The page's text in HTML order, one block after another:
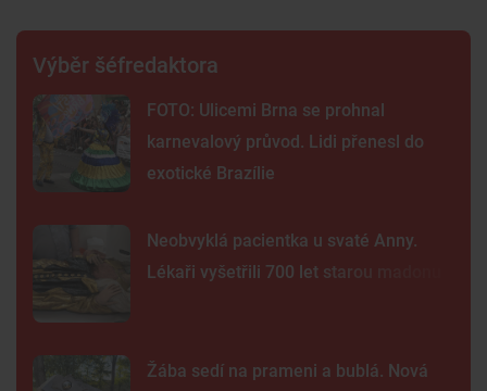
Výběr šéfredaktora
FOTO: Ulicemi Brna se prohnal
karnevalový průvod. Lidi přenesl do
exotické Brazílie
Neobvyklá pacientka u svaté Anny.
Lékaři vyšetřili 700 let starou madonu
Žába sedí na prameni a bublá. Nová